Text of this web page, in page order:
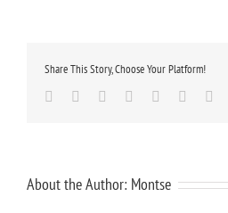
Share This Story, Choose Your Platform!
Facebook
TwitterLinkedinGoogle+
TumblrPinterest
About the Author: Montse